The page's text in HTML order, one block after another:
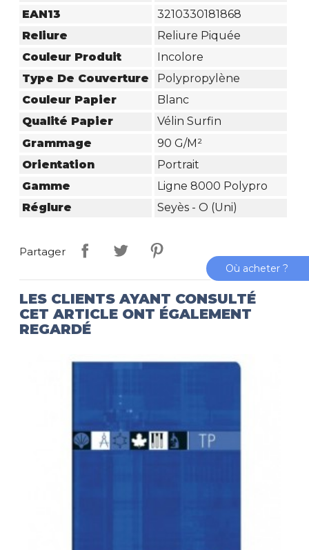
EAN13
3210330181868
Reliure
Reliure Piquée
Couleur Produit
Incolore
Type De Couverture
Polypropylène
Couleur Papier
Blanc
Qualité Papier
Vélin Surfin
Grammage
90 G/m²
Orientation
Portrait
Gamme
Ligne 8000 Polypro
Réglure
Seyès - O (Uni)
Partager
LES CLIENTS AYANT CONSULTÉ
CET ARTICLE ONT ÉGALEMENT
REGARDÉ
Où acheter ?